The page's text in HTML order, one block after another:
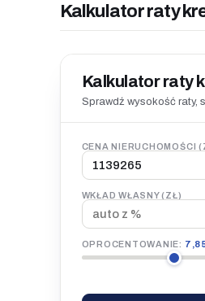
Kalkulator raty
Kalkulator raty
Sprawdź wysokość raty,
CENA NIERUCHOMOŚCI
WKŁAD WŁASNY (ZŁ)
OPROCENTOWANIE: